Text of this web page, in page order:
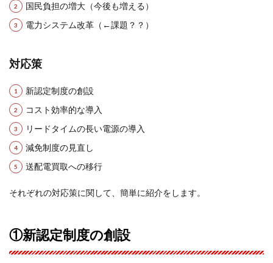
国民負担の増大（今後も増える）
電力システム改革（←課題？？）
対応策
新認定制度の創設
コスト効率的な導入
リードタイムの長い電源の導入
減免制度の見直し
送配電買取への移行
それぞれの対応策に関して、簡単に紹介をします。
①新認定制度の創設